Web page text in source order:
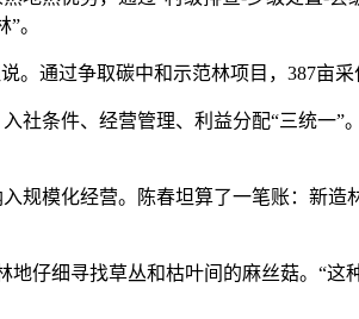
。
通过争取碳中和示范林项目，387亩采
件、经营管理、利益分配“三统一”
模化经营。陈春坦算了一笔账：新造
细寻找草丛和枯叶间的麻丝菇。“这